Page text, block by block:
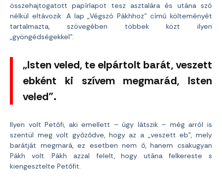
összehajtogatott papírlapot tesz asztalára és utána szó
nélkül eltávozik. A lap „Végszó Pákhhoz” című költeményét
tartalmazta, szövegében többek közt ilyen
„gyöngédségekkel”:
„Isten veled, te elpártolt barát, veszett
ebként ki szívem megmarád, Isten
veled”.
Ilyen volt Petőfi, aki emellett – úgy látszik – még arról is
szentül meg volt győződve, hogy az a „veszett eb”, mely
barátját megmará, ez esetben nem ő, hanem csakugyan
Pákh volt. Pákh azzal felelt, hogy utána felkereste s
kiengesztelte Petőfit.